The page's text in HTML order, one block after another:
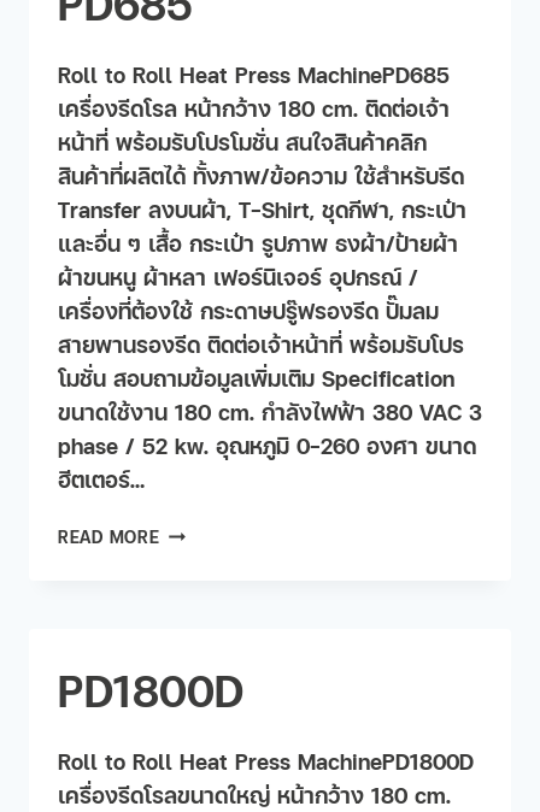
Roll to Roll Heat Press MachinePD685
เครื่องรีดโรล หน้ากว้าง 180 cm. ติดต่อเจ้า
หน้าที่ พร้อมรับโปรโมชั่น สนใจสินค้าคลิก
สินค้าที่ผลิตได้ ทั้งภาพ/ข้อความ ใช้สำหรับรีด
Transfer ลงบนผ้า, T-Shirt, ชุดกีฬา, กระเป๋า
และอื่น ๆ เสื้อ กระเป๋า รูปภาพ ธงผ้า/ป้ายผ้า
ผ้าขนหนู ผ้าหลา เฟอร์นิเจอร​์ อุปกรณ์ /
เครื่องที่ต้องใช้ กระดาษปรู๊ฟรองรีด ปั๊มลม
สายพานรองรีด ติดต่อเจ้าหน้าที่ พร้อมรับโปร
โมชั่น สอบถามข้อมูลเพิ่มเติม Specification
ขนาดใช้งาน 180 cm. กำลังไฟฟ้า 380 VAC 3
phase / 52 kw. อุณหภูมิ 0-260 องศา ขนาด
ฮีตเตอร์…
READ MORE
PD1800D
Roll to Roll Heat Press MachinePD1800D
เครื่องรีดโรลขนาดใหญ่ หน้ากว้าง 180 cm.